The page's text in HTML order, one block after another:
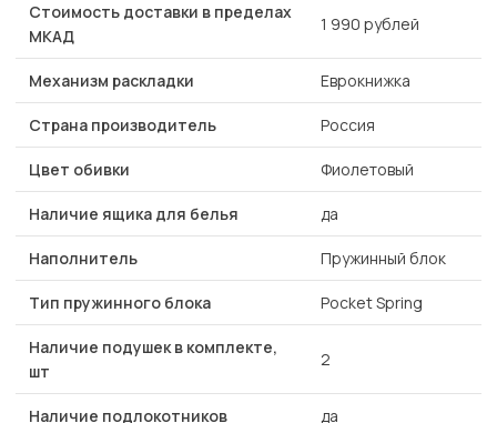
Стоимость доставки в пределах
МКАД
1 990 рублей
Механизм раскладки Еврокнижка
Страна производитель Россия
Цвет обивки Фиолетовый
Наличие ящика для белья да
Наполнитель Пружинный блок
Тип пружинного блока Pocket Spring
Наличие подушек в комплекте,
шт
2
Наличие подлокотников да